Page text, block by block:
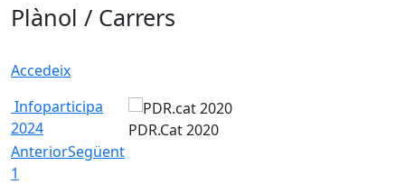
Plànol / Carrers
Accedeix
Infoparticipa
2024
PDR.Cat 2020
AnteriorSegüent
1